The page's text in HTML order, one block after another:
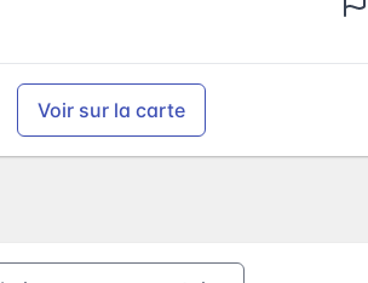
Voir sur la carte